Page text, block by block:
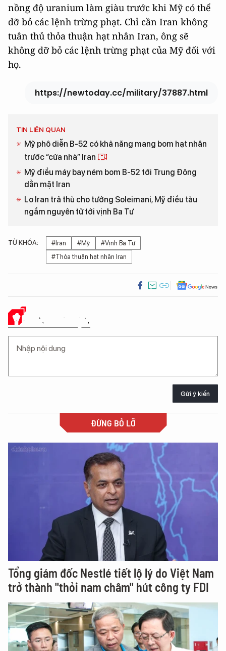
nồng độ uranium làm giàu trước khi Mỹ có thể
dỡ bỏ các lệnh trừng phạt. Chỉ cần Iran không
tuân thủ thỏa thuận hạt nhân Iran, ông sẽ
không dỡ bỏ các lệnh trừng phạt của Mỹ đối với
họ.
https://newtoday.cc/military/37887.html
TIN LIÊN QUAN
Mỹ phô diễn B-52 có khả năng mang bom hạt nhân
trước “cửa nhà” Iran
Mỹ điều máy bay ném bom B-52 tới Trung Đông
dằn mặt Iran
Lo Iran trả thù cho tướng Soleimani, Mỹ điều tàu
ngầm nguyên tử tới vịnh Ba Tư
TỪ KHÓA: #Iran #Mỹ
#Vịnh Ba Tư
#Thỏa thuận hạt nhân Iran
Ý KIẾN CỦA BẠN
Gửi ý kiến
ĐỪNG BỎ LỠ
Tổng giám đốc Nestlé tiết lộ lý do Việt Nam
trở thành "thỏi nam châm" hút công ty FDI